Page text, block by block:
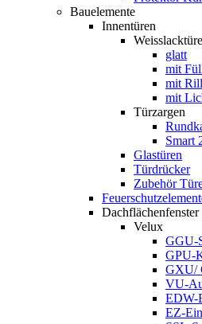
Bauelemente
Innentüren
glatt
mit
mit
mit
Türzargen
Smart
Glastüren
Türdrücker
Zubehör
Dachflächenfenster
Velux
GGU-
GPU-
GXU/
VU-
EDW-
EZ-